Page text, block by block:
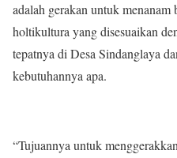
adalah gerakan untuk
holtikultura yang disesuaikan
tepatnya di Desa Sindanglaya
kebutuhannya apa.
“Tujuannya untuk